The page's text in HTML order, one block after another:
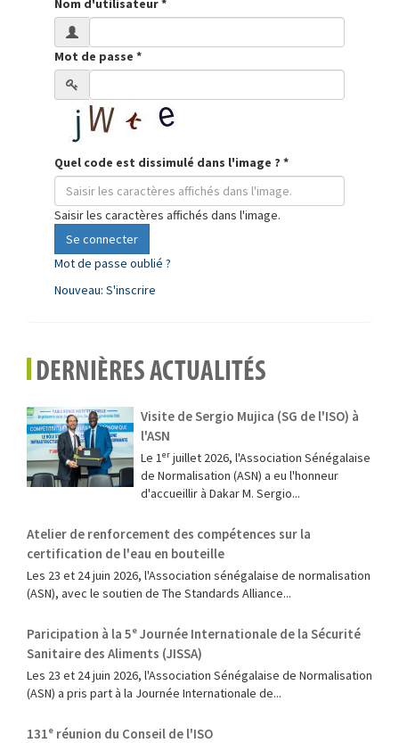
Nom d'utilisateur*
Mot de passe *
Quel code est dissimulé dans l'image ? *
Saisir les caractères affichés dans l'image.
Se connecter
Mot de passe oublié ?
Nouveau: S'inscrire
DERNIÈRES ACTUALITÉS
Visite de Sergio Mujica (SG de l'ISO) à
l'ASN
Le 1ᵉʳ juillet 2026, l'Association Sénégalaise
de Normalisation (ASN) a eu l'honneur
d'accueillir à Dakar M. Sergio...
Atelier de renforcement des compétences sur la
certification de l'eau en bouteille
Les 23 et 24 juin 2026, l'Association sénégalaise de normalisation
(ASN), avec le soutien de The Standards Alliance...
Paricipation à la 5ᵉ Journée Internationale de la Sécurité
Sanitaire des Aliments (JISSA)
‎Les 23 et 24 juin 2026, l'Association Sénégalaise de Normalisation
(ASN) a pris part à la Journée Internationale de...
131ᵉ réunion du Conseil de l'ISO